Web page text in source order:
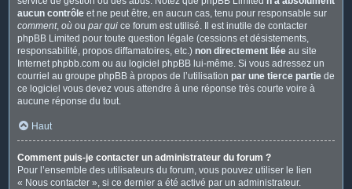
aucun contrôle et ne peut être, en aucun cas, tenu pour responsable sur
comment, où ou par qui ce forum est utilisé. Il est inutile de contacter
phpBB Limited pour toute question légale (cessions et désistements,
responsabilité, propos diffamatoires, etc.) non directement liée au site
Internet phpbb.com ou au logiciel phpBB lui-même. Si vous adressez un
courriel au groupe phpBB à propos de l’utilisation par une tierce partie de
ce logiciel vous devez vous attendre à une réponse très courte voire à
aucune réponse du tout.
Haut
Comment puis-je contacter un administrateur du forum ?
Pour l’ensemble des utilisateurs du forum, vous pouvez utiliser le lien
« Nous contacter », si ce dernier a été activé par un administrateur.